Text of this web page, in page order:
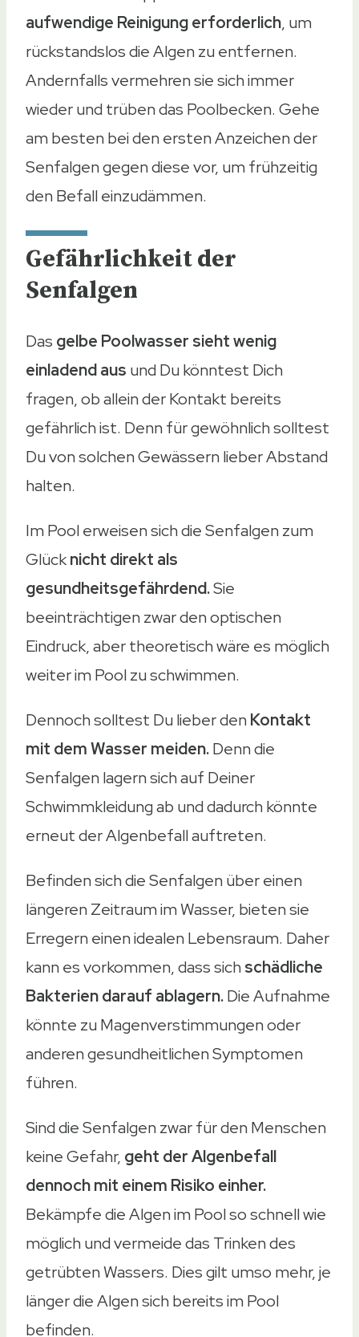
aufwendige Reinigung erforderlich, um
rückstandslos die Algen zu entfernen.
Andernfalls vermehren sie sich immer
wieder und trüben das Poolbecken. Gehe
am besten bei den ersten Anzeichen der
Senfalgen gegen diese vor, um frühzeitig
den Befall einzudämmen.
Gefährlichkeit der
Senfalgen
Das gelbe Poolwasser sieht wenig
einladend aus und Du könntest Dich
fragen, ob allein der Kontakt bereits
gefährlich ist. Denn für gewöhnlich solltest
Du von solchen Gewässern lieber Abstand
halten.
Im Pool erweisen sich die Senfalgen zum
Glücknicht direkt als
gesundheitsgefährdend.Sie
beeinträchtigen zwar den optischen
Eindruck, aber theoretisch wäre es möglich
weiter im Pool zu schwimmen.
Dennoch solltest Du lieber denKontakt
mit dem Wasser meiden.Denn die
Senfalgen lagern sich auf Deiner
Schwimmkleidung ab und dadurch könnte
erneut der Algenbefall auftreten.
Befinden sich die Senfalgen über einen
längeren Zeitraum im Wasser, bieten sie
Erregern einen idealen Lebensraum. Daher
kann es vorkommen, dass sichschädliche
Bakterien darauf ablagern.Die Aufnahme
könnte zu Magenverstimmungen oder
anderen gesundheitlichen Symptomen
führen.
Sind die Senfalgen zwar für den Menschen
keine Gefahr, geht der Algenbefall
dennoch mit einem Risiko einher.
Bekämpfe die Algen im Pool so schnell wie
möglich und vermeide das Trinken des
getrübten Wassers. Dies gilt umso mehr, je
länger die Algen sich bereits im Pool
befinden.